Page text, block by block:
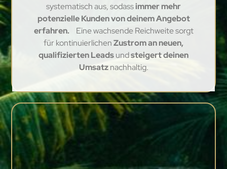
systematisch aus, sodassimmer mehr
potenzielle Kunden von deinem Angebot
erfahren. Eine wachsende Reichweite sorgt
für kontinuierlichenZustrom an neuen,
qualifizierten Leadsundsteigert deinen
Umsatznachhaltig.